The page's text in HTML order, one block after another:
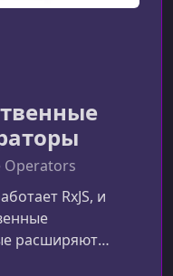
Operators
RxJS, и
расширяют
Этот